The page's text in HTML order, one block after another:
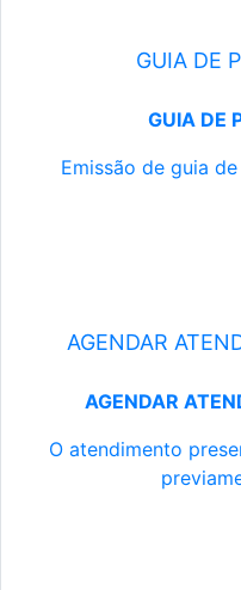
GUIA DE
GUIA DE
Emissão de guia
AGENDAR
AGENDAR
O atendimento